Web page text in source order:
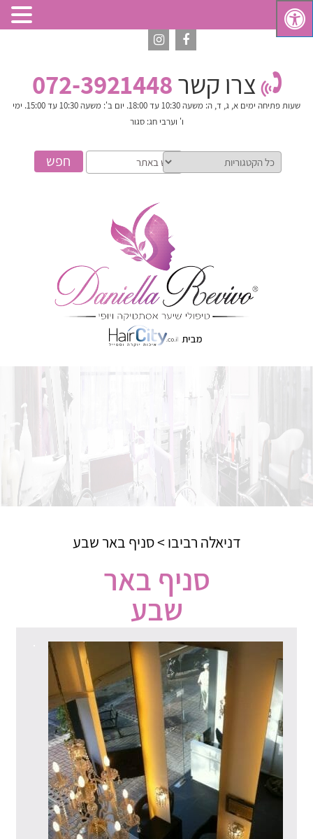
צרו קשר072-3921448
שעות פתיחה
ימים א, ג, ד, ה: משעה 10:30 עד 18:00. יום ב': משעה 10:30 עד 15:00. ימי
ו' וערבי חג: סגור
דניאלה רביבו >סניף באר שבע
סניף באר
שבע